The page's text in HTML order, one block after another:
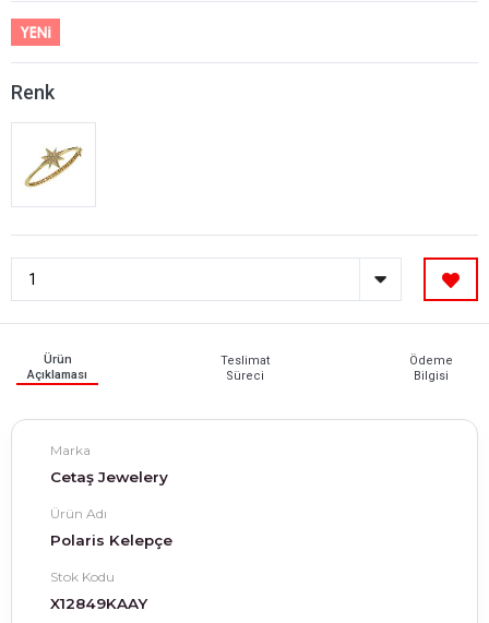
Renk
Ürün
Açıklaması
Teslimat
Süreci
Ödeme
Bilgisi
Marka
Cetaş Jewelery
Ürün Adı
Polaris Kelepçe
Stok Kodu
X12849KAAY